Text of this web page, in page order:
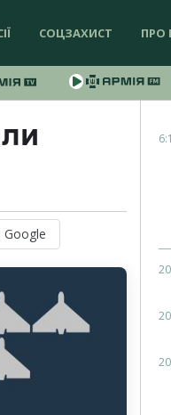
СОЦЗАХИСТ ПРО
Google